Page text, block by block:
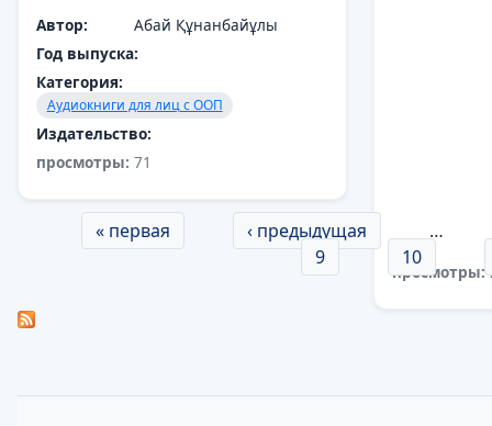
просмотры:
Автор:
Абай Құнанбайұлы
Год выпуска:
Категория:
Аудиокниги для лиц с ООП
Издательство:
просмотры: 71
Страницы
« первая ‹ предыдущая
…
9
10